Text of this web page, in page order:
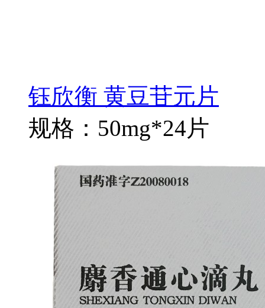
钰欣衡 黄豆苷元片
规格：50mg*24片